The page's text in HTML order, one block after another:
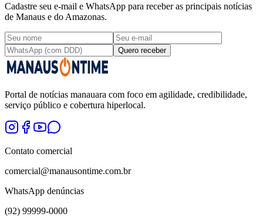
Cadastre seu e-mail e WhatsApp para receber as principais notícias
de Manaus e do Amazonas.
Quero receber
Portal de notícias manauara com foco em agilidade, credibilidade,
serviço público e cobertura hiperlocal.
Contato comercial
comercial@manausontime.com.br
WhatsApp denúncias
(92) 99999-0000